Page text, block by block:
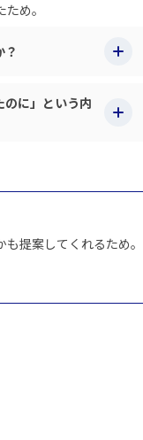
め。
のに」という内
提案してくれるため。